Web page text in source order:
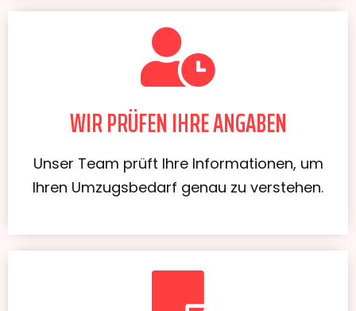
WIR PRÜFEN IHRE ANGABEN
Unser Team prüft Ihre Informationen, um
Ihren Umzugsbedarf genau zu verstehen.